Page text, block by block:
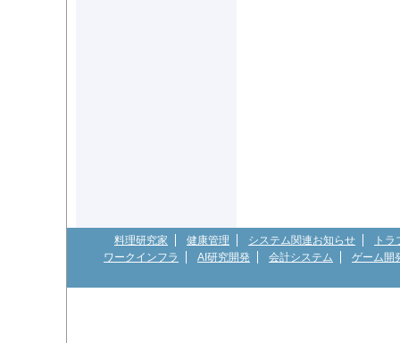
料理研究家 健康管理 システム関連お知らせ
ト
ワークインフラ
AI研究開発 会計システム ゲーム開